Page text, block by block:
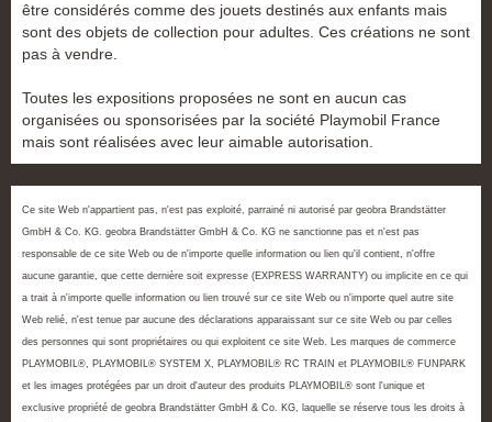
être considérés comme des jouets destinés aux enfants mais
sont des objets de collection pour adultes. Ces créations ne sont
pas à vendre.
Toutes les expositions proposées ne sont en aucun cas
organisées ou sponsorisées par la société Playmobil France
mais sont réalisées avec leur aimable autorisation.
Ce site Web n'appartient pas, n'est pas exploité, parrainé ni autorisé par geobra Brandstätter
GmbH & Co. KG. geobra Brandstätter GmbH & Co. KG ne sanctionne pas et n'est pas
responsable de ce site Web ou de n'importe quelle information ou lien qu'il contient, n'offre
aucune garantie, que cette dernière soit expresse (EXPRESS WARRANTY) ou implicite en ce qui
a trait à n'importe quelle information ou lien trouvé sur ce site Web ou n'importe quel autre site
Web relié, n'est tenue par aucune des déclarations apparaissant sur ce site Web ou par celles
des personnes qui sont propriétaires ou qui exploitent ce site Web. Les marques de commerce
PLAYMOBIL®, PLAYMOBIL® SYSTEM X, PLAYMOBIL® RC TRAIN et PLAYMOBIL® FUNPARK
et les images protégées par un droit d'auteur des produits PLAYMOBIL® sont l'unique et
exclusive propriété de geobra Brandstätter GmbH & Co. KG, laquelle se réserve tous les droits à